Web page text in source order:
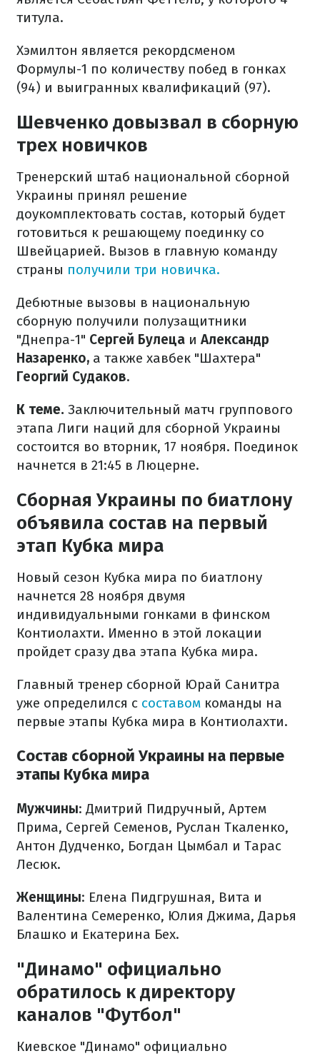
титула.
Хэмилтон является рекордсменом
Формулы-1 по количеству побед в гонках
(94) и выигранных квалификаций (97).
Шевченко довызвал в сборную
трех новичков
Тренерский штаб национальной сборной
Украины принял решение
доукомплектовать состав, который будет
готовиться к решающему поединку со
Швейцарией. Вызов в главную команду
страны получили три новичка.
Дебютные вызовы в национальную
сборную получили полузащитники
"Днепра-1" Сергей Булеца и Александр
Назаренко, а также хавбек "Шахтера"
Георгий Судаков.
К теме. Заключительный матч группового
этапа Лиги наций для сборной Украины
состоится во вторник, 17 ноября. Поединок
начнется в 21:45 в Люцерне.
Сборная Украины по биатлону
объявила состав на первый
этап Кубка мира
Новый сезон Кубка мира по биатлону
начнется 28 ноября двумя
индивидуальными гонками в финском
Контиолахти. Именно в этой локации
пройдет сразу два этапа Кубка мира.
Главный тренер сборной Юрай Санитра
уже определился с составом команды на
первые этапы Кубка мира в Контиолахти.
Состав сборной Украины на первые
этапы Кубка мира
Мужчины: Дмитрий Пидручный, Артем
Прима, Сергей Семенов, Руслан Ткаленко,
Антон Дудченко, Богдан Цымбал и Тарас
Лесюк.
Женщины: Елена Пидгрушная, Вита и
Валентина Семеренко, Юлия Джима, Дарья
Блашко и Екатерина Бех.
"Динамо" официально
обратилось к директору
каналов "Футбол"
Киевское "Динамо" официально